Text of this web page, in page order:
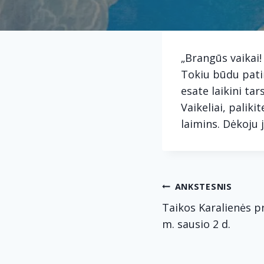
„Brangūs
Tokiu būdu
esate laikini
Vaikeliai,
laimins. Dėkoju
tarp
ANKSTESNIS
Taikos Karalienės
m. sausio 2 d.